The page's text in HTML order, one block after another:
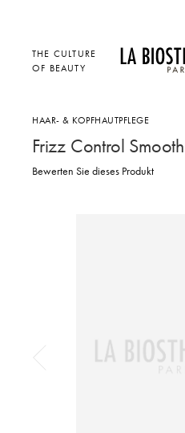
THE CULTURE
OF BEAUTY
HAAR- & KOPFHAUTPFLEGE
Frizz Control
Bewerten Sie dieses Produkt